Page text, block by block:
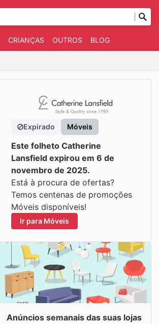
CRIANÇAS OUTROS BLOG
Expirado Móveis
Este folheto Catherine
Lansfield expirou em 6 de
novembro de 2025.
Está à procura de ofertas?
Temos centenas de promoções
Móveis disponíveis!
Ir para Móveis
Anúncios semanais das suas lojas